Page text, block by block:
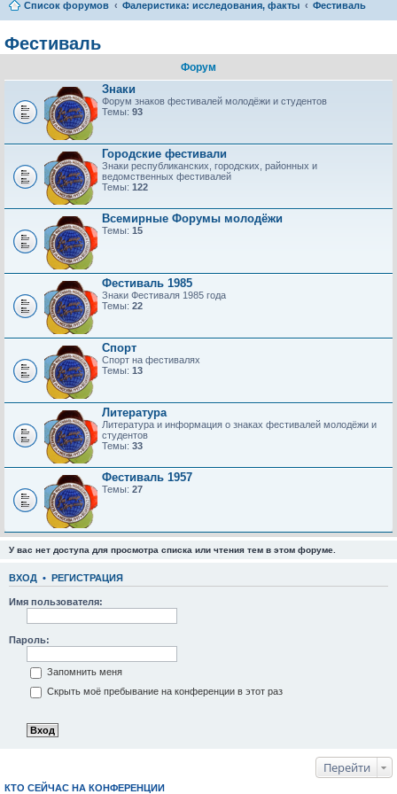
Список форумов Фалеристика: исследования, факты Фестиваль
Фестиваль
Форум
Знаки
Форум знаков фестивалей молодёжи и студентов
Темы: 93
Городские фестивали
Знаки республиканских, городских, районных и
ведомственных фестивалей
Темы: 122
Всемирные Форумы молодёжи
Темы: 15
Фестиваль 1985
Знаки Фестиваля 1985 года
Темы: 22
Спорт
Спорт на фестивалях
Темы: 13
Литература
Литература и информация о знаках фестивалей молодёжи и
студентов
Темы: 33
Фестиваль 1957
Темы: 27
У вас нет доступа для просмотра списка или чтения тем в этом форуме.
ВХОД • РЕГИСТРАЦИЯ
Имя пользователя:
Пароль:
Запомнить меня
Скрыть моё пребывание на конференции в этот раз
Перейти
КТО СЕЙЧАС НА КОНФЕРЕНЦИИ